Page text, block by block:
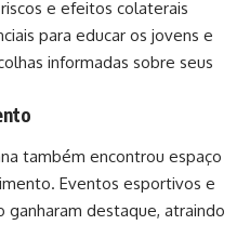
e efeitos colaterais
para educar os jovens e
informadas sobre seus
também encontrou espaço
Eventos esportivos e
destaque, atraindo